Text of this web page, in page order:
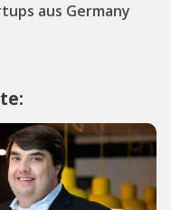
aus Germany